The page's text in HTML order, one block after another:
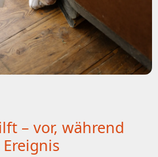
– vor, während